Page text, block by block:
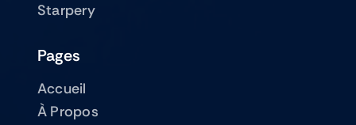
Starpery
Pages
Accueil
À Propos